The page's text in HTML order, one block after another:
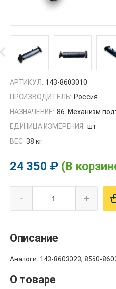
АРТИКУЛ: 143-8603010
ПРОИЗВОДИТЕЛЬ: Россия
НАЗНАЧЕНИЕ: 86. Механизм
ЕДИНИЦА ИЗМЕРЕНИЯ: шт
ВЕС: 38 кг
24 350 ₽ (В
- +
Описание
Аналоги: 143-8603023; 8560-
О товаре